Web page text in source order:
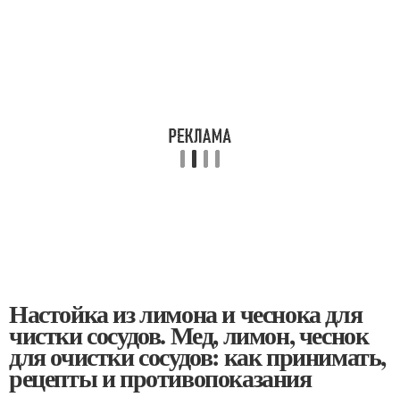
Настойка из лимона и чеснока для
чистки сосудов. Мед, лимон, чеснок
для очистки сосудов: как принимать,
рецепты и противопоказания